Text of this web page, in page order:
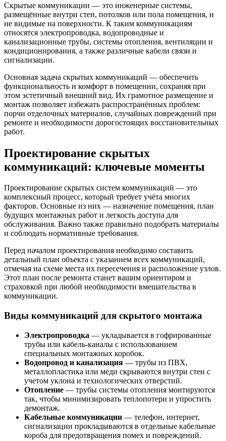
Скрытые коммуникации — это инженерные системы,
размещённые внутри стен, потолков или пола помещения, и
не видимые на поверхности. К таким коммуникациям
относятся электропроводка, водопроводные и
канализационные трубы, системы отопления, вентиляции и
кондиционирования, а также различные кабели связи и
сигнализации.
Основная задача скрытых коммуникаций — обеспечить
функциональность и комфорт в помещении, сохраняя при
этом эстетичный внешний вид. Их грамотное размещение и
монтаж позволяет избежать распространённых проблем:
порчи отделочных материалов, случайных повреждений при
ремонте и необходимости дорогостоящих восстановительных
работ.
Проектирование скрытых
коммуникаций: ключевые моменты
Проектирование скрытых систем коммуникаций — это
комплексный процесс, который требует учёта многих
факторов. Основные из них — назначение помещения, план
будущих монтажных работ и легкость доступа для
обслуживания. Важно также правильно подобрать материалы
и соблюдать нормативные требования.
Перед началом проектирования необходимо составить
детальный план объекта с указанием всех коммуникаций,
отмечая на схеме места их пересечения и расположение узлов.
Этот план после ремонта станет вашим ориентиром и
страховкой при любой необходимости вмешательства в
коммуникации.
Виды коммуникаций для скрытого монтажа
Электропроводка — укладывается в гофрированные
трубы или кабель-каналы с использованием
специальных монтажных коробок.
Водопровод и канализация — трубы из ПВХ,
металлопластика или меди скрываются внутри стен с
учетом уклона и технологических отверстий.
Отопление — трубы системы отопления монтируются
так, чтобы минимизировать теплопотери и упростить
демонтаж.
Кабельные коммуникации — телефон, интернет,
сигнализации прокладываются в отдельные кабельные
короба для предотвращения помех и повреждений.